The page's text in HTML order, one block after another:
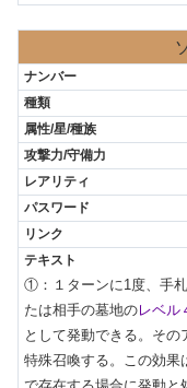
①：１ターンに1度、手
たは相手の墓地のレベル
として発動できる。そ
特殊召喚する。この効果